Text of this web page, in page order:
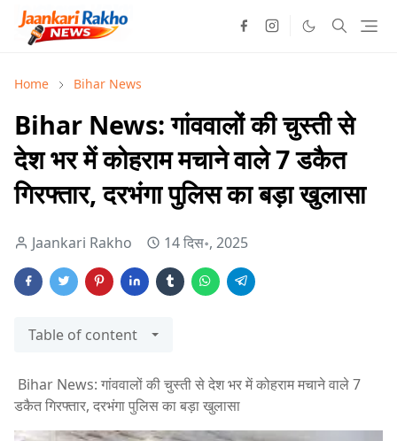
Home Bihar News
Bihar News: गांववालों की चुस्ती से
देश भर में कोहराम मचाने वाले 7 डकैत
गिरफ्तार, दरभंगा पुलिस का बड़ा खुलासा
Jaankari Rakho 14 दिस॰, 2025
Table of content
Bihar News: गांववालों की चुस्ती से देश भर में कोहराम मचाने वाले 7
डकैत गिरफ्तार, दरभंगा पुलिस का बड़ा खुलासा